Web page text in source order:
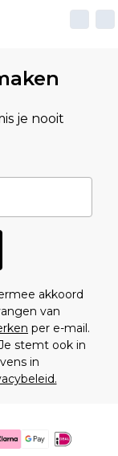
je nooit
akkoord
van
per e-mail.
stemt ook in
in